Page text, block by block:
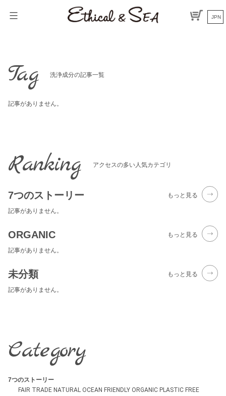
JPN
Tag 洗浄成分の記事一覧
記事がありません。
Ranking アクセスの多い人気カテゴリ
7つのストーリー もっと見る
記事がありません。
ORGANIC もっと見る
記事がありません。
未分類 もっと見る
記事がありません。
Category
7つのストーリー
FAIR TRADE NATURAL OCEAN FRIENDLY ORGANIC PLASTIC FREE